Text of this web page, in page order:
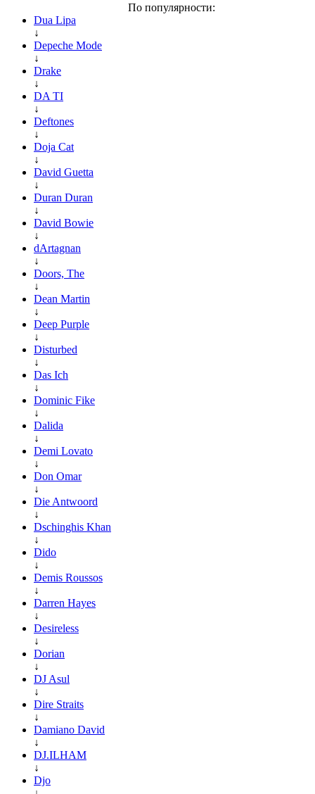
По популярности:
Dua Lipa
↓
Depeche Mode
↓
Drake
↓
DA TI
↓
Deftones
↓
Doja Cat
↓
David Guetta
↓
Duran Duran
↓
David Bowie
↓
dArtagnan
↓
Doors, The
↓
Dean Martin
↓
Deep Purple
↓
Disturbed
↓
Das Ich
↓
Dominic Fike
↓
Dalida
↓
Demi Lovato
↓
Don Omar
↓
Die Antwoord
↓
Dschinghis Khan
↓
Dido
↓
Demis Roussos
↓
Darren Hayes
↓
Desireless
↓
Dorian
↓
DJ Asul
↓
Dire Straits
↓
Damiano David
↓
DJ.ILHAM
↓
Djo